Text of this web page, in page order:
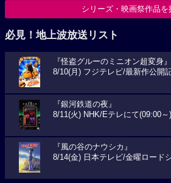
シリーズ・映画祭作品を
必見！地上波放送リスト
『怪盗グルーのミニオン超変身』
8/10(月) フジテレビ/最新作公開
『銀河鉄道の夜』
8/11(火) NHK/Eテレにて(09:00～)
『風の谷のナウシカ』
8/14(金) 日本テレビ/金曜ロード